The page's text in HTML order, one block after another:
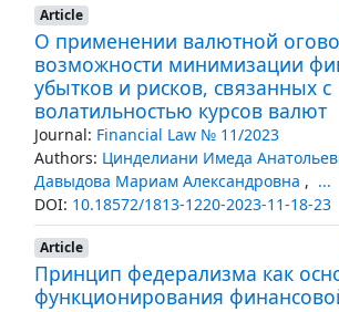
Article
О применении валютной
возможности минимизации
убытков и рисков, связанных с
волатильностью курсов валют
Journal: Financial Law № 11/2023
Authors: Цинделиани Имеда
Давыдова Мариам Александровна , ...
DOI: 10.18572/1813-1220-2023-11-18-23
Article
Принцип федерализма как
функционирования